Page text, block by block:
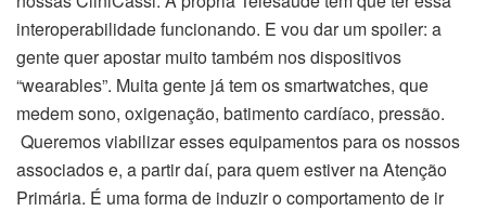
interoperabilidade funcionando. E vou dar um spoiler: a
gente quer apostar muito também nos dispositivos
“wearables”. Muita gente já tem os smartwatches, que
medem sono, oxigenação, batimento cardíaco, pressão.
Queremos viabilizar esses equipamentos para os nossos
associados e, a partir daí, para quem estiver na Atenção
Primária. É uma forma de induzir o comportamento de ir